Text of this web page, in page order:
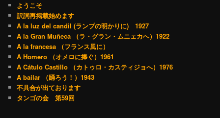
ようこそ
訳詞再掲載始めます
A la luz del candil (ランプの明かりに) 1927
A la Gran Muñeca （ラ・グラン・ムニェカへ）1922
A la francesa （フランス風に）
A Homero （オメロに捧ぐ）1961
A Cátulo Castillo （カトゥロ・カスティジョへ）1976
A bailar （踊ろう！）1943
不具合が出ております
タンゴの会 第59回